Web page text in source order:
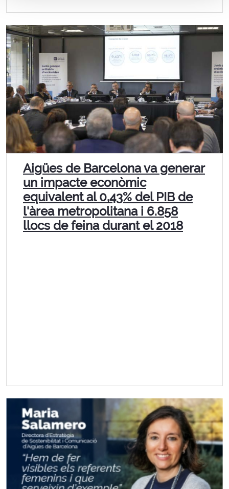
Aigües de Barcelona va generar
un impacte econòmic
equivalent al 0,43% del PIB de
l'àrea metropolitana i 6.858
llocs de feina durant el 2018